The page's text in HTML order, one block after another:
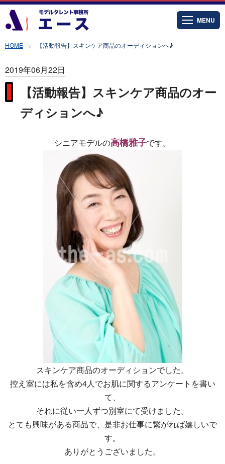
MENU
HOME 【活動報告】スキンケア商品のオーディションへ♪
2019年06月22日
【活動報告】スキンケア商品のオー
ディションへ♪
シニアモデルの高橋雅子です。
スキンケア商品のオーディションでした。
控え室には私を含め4人でお肌に関するアンケートを書い
て、
それに従い一人ずつ別室にて受けました。
とても興味がある商品で、是非お仕事に繋がれば嬉しいで
す。
ありがとうございました。